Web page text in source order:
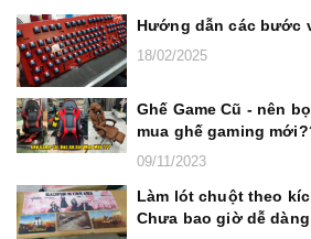
Hướng dẫn các bước
18/02/2025
Ghế Game Cũ - nên
mua ghế gaming
09/11/2023
Làm lót chuột theo
Chưa bao giờ dễ